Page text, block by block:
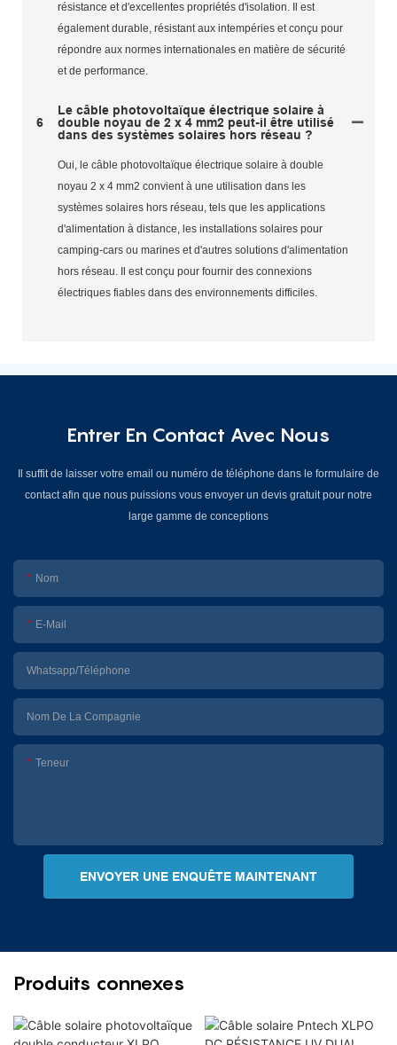
résistance et d'excellentes propriétés d'isolation. Il est
également durable, résistant aux intempéries et conçu pour
répondre aux normes internationales en matière de sécurité
et de performance.
6
Le câble photovoltaïque électrique solaire à
double noyau de 2 x 4 mm2 peut-il être utilisé
dans des systèmes solaires hors réseau ?
Oui, le câble photovoltaïque électrique solaire à double
noyau 2 x 4 mm2 convient à une utilisation dans les
systèmes solaires hors réseau, tels que les applications
d'alimentation à distance, les installations solaires pour
camping-cars ou marines et d'autres solutions d'alimentation
hors réseau. Il est conçu pour fournir des connexions
électriques fiables dans des environnements difficiles.
Entrer En Contact Avec Nous
Il suffit de laisser votre email ou numéro de téléphone dans le formulaire de
contact afin que nous puissions vous envoyer un devis gratuit pour notre
large gamme de conceptions
Nom
E-Mail
Whatsapp/Téléphone
Nom De La Compagnie
Teneur
ENVOYER UNE ENQUÊTE MAINTENANT
Produits connexes